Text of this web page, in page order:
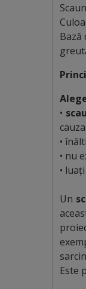
Bază
•
•
• nu
•
Un
Este